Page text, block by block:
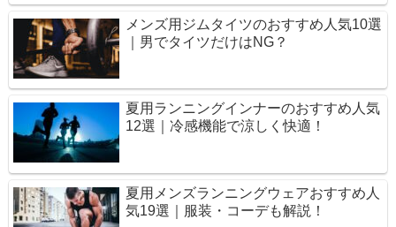
メンズ用ジムタイツのおすすめ人気10選
｜男でタイツだけはNG？
夏用ランニングインナーのおすすめ人気
12選｜冷感機能で涼しく快適！
夏用メンズランニングウェアおすすめ人
気19選｜服装・コーデも解説！